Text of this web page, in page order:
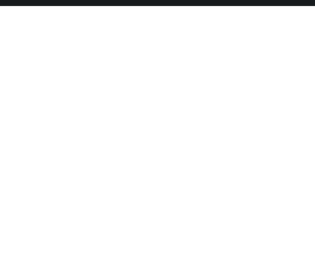
0800 090 9600